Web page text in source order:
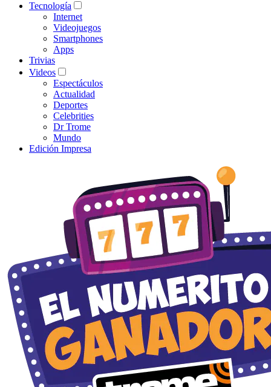
Tecnología
Internet
Videojuegos
Smartphones
Apps
Trivias
Videos
Espectáculos
Actualidad
Deportes
Celebrities
Dr Trome
Mundo
Edición Impresa